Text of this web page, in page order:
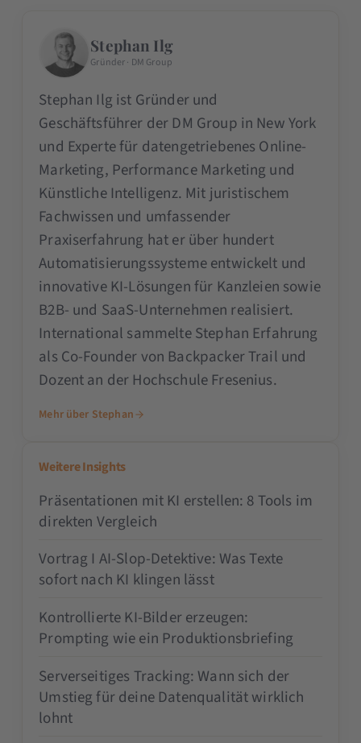
Stephan Ilg
Gründer · DM Group
Stephan Ilg ist Gründer und
Geschäftsführer der DM Group in New York
und Experte für datengetriebenes Online-
Marketing, Performance Marketing und
Künstliche Intelligenz. Mit juristischem
Fachwissen und umfassender
Praxiserfahrung hat er über hundert
Automatisierungssysteme entwickelt und
innovative KI-Lösungen für Kanzleien sowie
B2B- und SaaS-Unternehmen realisiert.
International sammelte Stephan Erfahrung
als Co-Founder von Backpacker Trail und
Dozent an der Hochschule Fresenius.
Mehr über Stephan
Weitere Insights
Präsentationen mit KI erstellen: 8 Tools im
direkten Vergleich
Vortrag I AI-Slop-Detektive: Was Texte
sofort nach KI klingen lässt
Kontrollierte KI-Bilder erzeugen:
Prompting wie ein Produktionsbriefing
Serverseitiges Tracking: Wann sich der
Umstieg für deine Datenqualität wirklich
lohnt